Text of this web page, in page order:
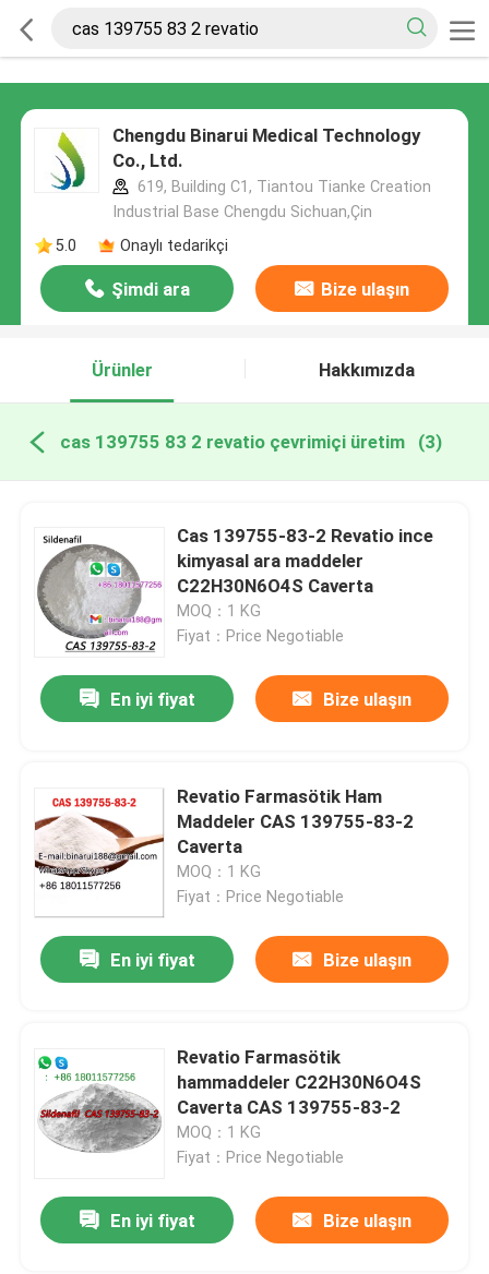
Chengdu Binarui Medical Technology
Co., Ltd.
619, Building C1, Tiantou Tianke Creation
Industrial Base Chengdu Sichuan,Çin
5.0
Onaylı tedarikçi
Şimdi ara Bize ulaşın
Ürünler Hakkımızda
cas 139755 83 2 revatio çevrimiçi üretim (3)
Cas 139755-83-2 Revatio ince
kimyasal ara maddeler
C22H30N6O4S Caverta
MOQ：1 KG
Fiyat：Price Negotiable
En iyi fiyat Bize ulaşın
Revatio Farmasötik Ham
Maddeler CAS 139755-83-2
Caverta
MOQ：1 KG
Fiyat：Price Negotiable
En iyi fiyat Bize ulaşın
Revatio Farmasötik
hammaddeler C22H30N6O4S
Caverta CAS 139755-83-2
MOQ：1 KG
Fiyat：Price Negotiable
En iyi fiyat Bize ulaşın